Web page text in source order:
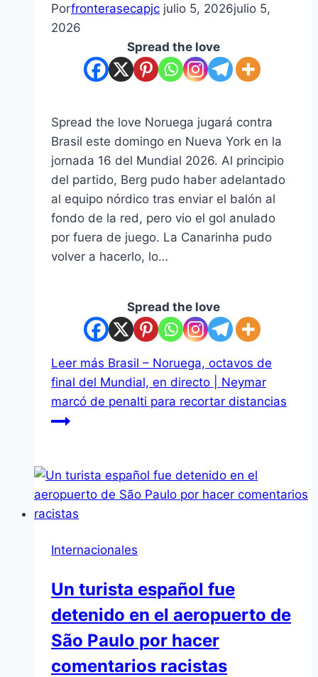
Porfronterasecapjc julio 5, 2026julio 5,
2026
Spread the love
Spread the love Noruega jugará contra
Brasil este domingo en Nueva York en la
jornada 16 del Mundial 2026. Al principio
del partido, Berg pudo haber adelantado
al equipo nórdico tras enviar el balón al
fondo de la red, pero vio el gol anulado
por fuera de juego. La Canarinha pudo
volver a hacerlo, lo…
Spread the love
Leer más Brasil – Noruega, octavos de
final del Mundial, en directo | Neymar
marcó de penalti para recortar distancias
Internacionales
Un turista español fue
detenido en el aeropuerto de
São Paulo por hacer
comentarios racistas